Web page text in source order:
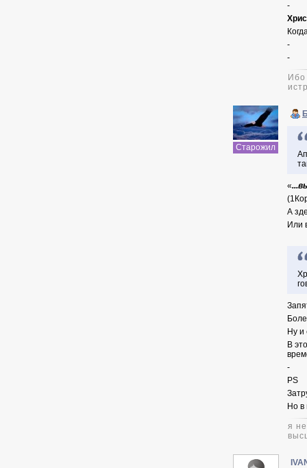
-
-
-
Ибо
Старожил
«
А
Или
Ну и
В
-
PS
Но в
я